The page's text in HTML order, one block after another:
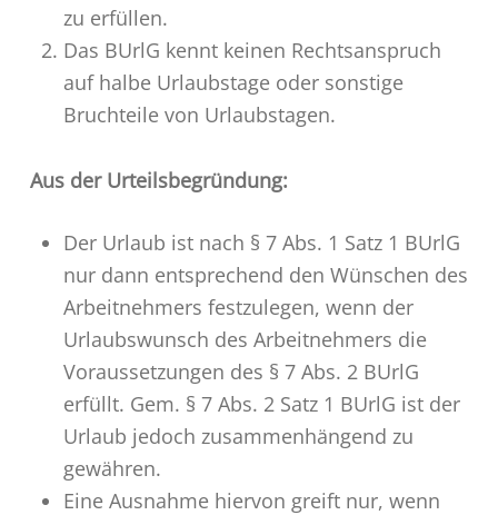
zu erfüllen.
Das BUrlG kennt keinen Rechtsanspruch
auf halbe Urlaubstage oder sonstige
Bruchteile von Urlaubstagen.
Aus der Urteilsbegründung:
Der Urlaub ist nach § 7 Abs. 1 Satz 1 BUrlG
nur dann entsprechend den Wünschen des
Arbeitnehmers festzulegen, wenn der
Urlaubswunsch des Arbeitnehmers die
Voraussetzungen des § 7 Abs. 2 BUrlG
erfüllt. Gem. § 7 Abs. 2 Satz 1 BUrlG ist der
Urlaub jedoch zusammenhängend zu
gewähren.
Eine Ausnahme hiervon greift nur, wenn